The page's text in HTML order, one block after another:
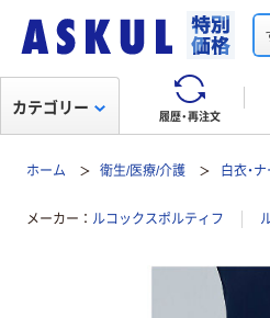
履歴・再注文
カテゴリー
ホーム 衛生/医療/介護 白衣・
メーカー ルコックスポルティフ